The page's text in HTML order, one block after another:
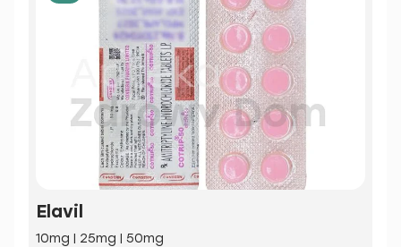
Elavil
10mg | 25mg | 50mg